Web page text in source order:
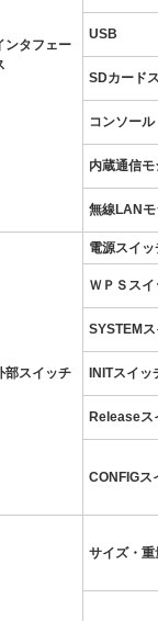
ンタフェー
USB
SDカード
コンソール
内蔵通信
無線LAN
部スイッチ
電源スイッ
ＷＰＳスイ
SYSTEM
INITスイッ
Releaseス
CONFIGス
サイズ・重